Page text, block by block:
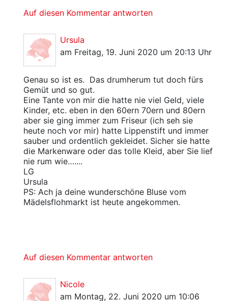
Auf diesen Kommentar antworten
Ursula
am Freitag, 19. Juni 2020 um 20:13 Uhr
Genau so ist es. Das drumherum tut doch fürs
Gemüt und so gut.
Eine Tante von mir die hatte nie viel Geld, viele
Kinder, etc. eben in den 60ern 70ern und 80ern
aber sie ging immer zum Friseur (ich seh sie
heute noch vor mir) hatte Lippenstift und immer
sauber und ordentlich gekleidet. Sicher sie hatte
die Markenware oder das tolle Kleid, aber Sie lief
nie rum wie…....
LG
Ursula
PS: Ach ja deine wunderschöne Bluse vom
Mädelsflohmarkt ist heute angekommen.
Auf diesen Kommentar antworten
Nicole
am Montag, 22. Juni 2020 um 10:06